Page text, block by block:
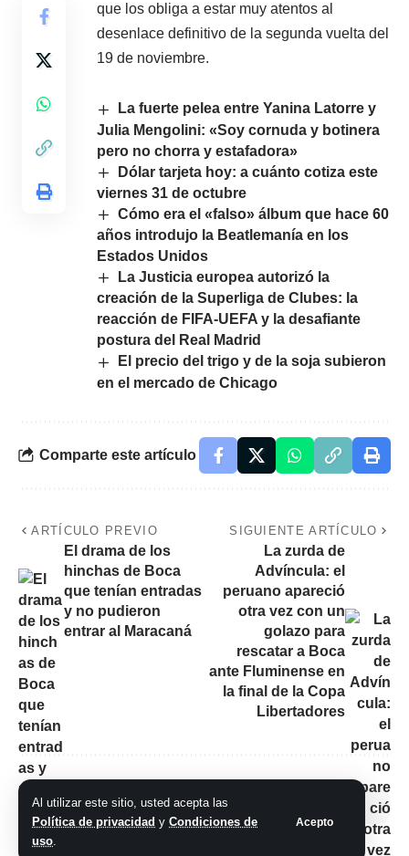
Al utilizar este sitio, usted acepta las
Política de privacidad y Condiciones de
uso.
Acepto
que los obliga a estar muy atentos al
desenlace definitivo de la segunda vuelta del
19 de noviembre.
La fuerte pelea entre Yanina Latorre y
Julia Mengolini: «Soy cornuda y botinera
pero no chorra y estafadora»
Dólar tarjeta hoy: a cuánto cotiza este
viernes 31 de octubre
Cómo era el «falso» álbum que hace 60
años introdujo la Beatlemanía en los
Estados Unidos
La Justicia europea autorizó la
creación de la Superliga de Clubes: la
reacción de FIFA-UEFA y la desafiante
postura del Real Madrid
El precio del trigo y de la soja subieron
en el mercado de Chicago
Comparte este artículo
ARTÍCULO PREVIO
El drama de los
hinchas de Boca
que tenían entradas
y no pudieron
entrar al Maracaná
SIGUIENTE ARTÍCULO
La zurda de
Advíncula: el
peruano apareció
otra vez con un
golazo para
rescatar a Boca
ante Fluminense en
la final de la Copa
Libertadores